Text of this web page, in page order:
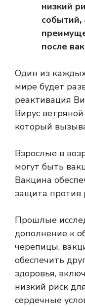
низкий
событий,
после
Один из
мире будет
реактивация
Вирус
который
Взрослые в
могут быть
Вакцина
защита против
Прошлые
дополнение к
черепицы,
обеспечить
здоровья,
низкий риск
сердечные